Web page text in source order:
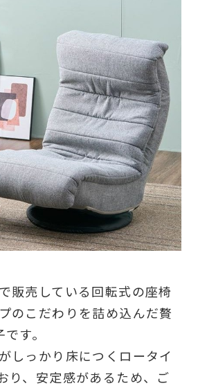
販売している回転式の座椅
のこだわりを詰め込んだ贅
す。
しっかり床につくロータイ
り、安定感があるため、ご